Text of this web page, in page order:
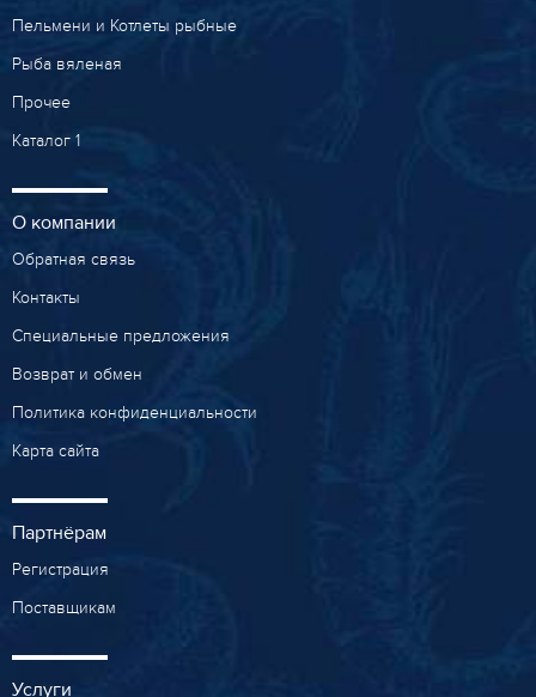
Пельмени и Котлеты рыбные
Рыба вяленая
Прочее
Каталог 1
О компании
Обратная связь
Контакты
Специальные предложения
Возврат и обмен
Политика конфиденциальности
Карта сайта
Партнёрам
Регистрация
Поставщикам
Услуги